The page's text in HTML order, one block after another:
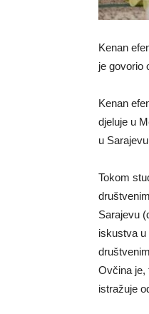
Kenan
je govorio
Kenan
djeluje u
u
Tokom
Sarajevu
iskustva u
Ovčina je,
istražuje